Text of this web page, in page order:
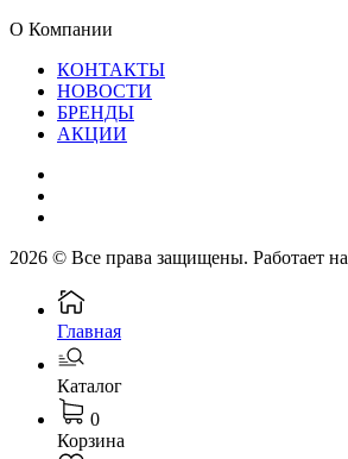
О Компании
КОНТАКТЫ
НОВОСТИ
БРЕНДЫ
АКЦИИ
2026 © Все права защищены. Работает на
Главная
Каталог
0
Корзина